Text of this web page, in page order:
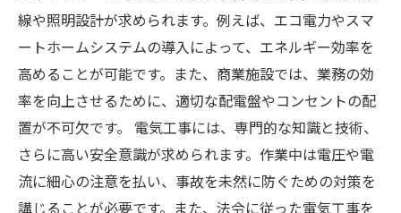
線や照明設計が求められます。例えば、エコ電力やスマ
ートホームシステムの導入によって、エネルギー効率を
高めることが可能です。また、商業施設では、業務の効
率を向上させるために、適切な配電盤やコンセントの配
置が不可欠です。 電気工事には、専門的な知識と技術、
さらに高い安全意識が求められます。作業中は電圧や電
流に細心の注意を払い、事故を未然に防ぐための対策を
講じることが必要です。また、法令に従った電気工事を